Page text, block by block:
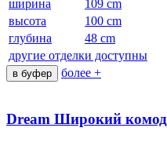
ширина
109 cm
высота
100 cm
глубина
48 cm
другие отделки доступны
в буфер более +
Dream Широкий комод